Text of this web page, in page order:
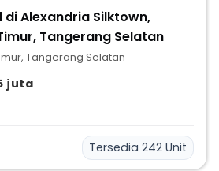
Alexandria Silktown,
Tangerang Selatan
, Tangerang Selatan
juta
Tersedia 242 Unit